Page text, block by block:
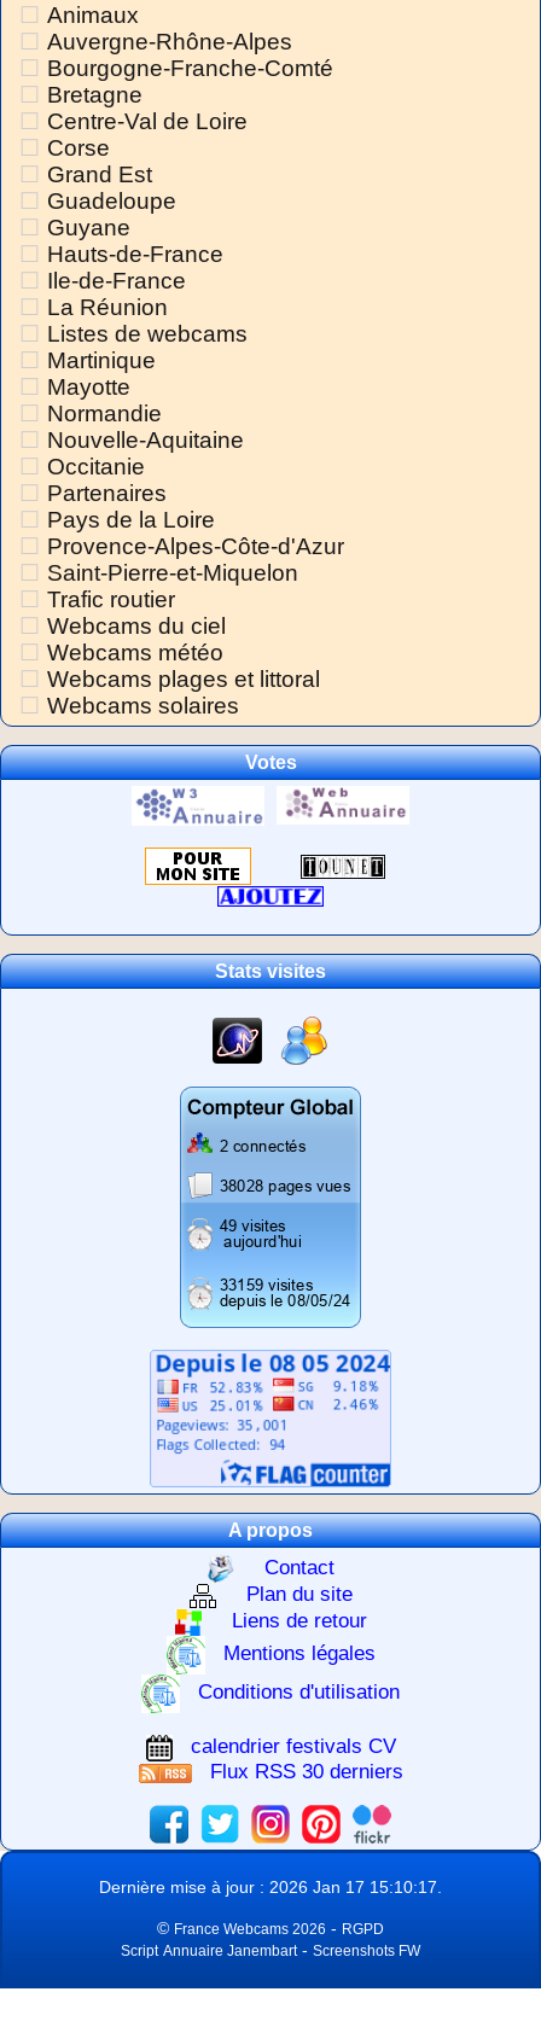
Animaux
Auvergne-Rhône-Alpes
Bourgogne-Franche-Comté
Bretagne
Centre-Val de Loire
Corse
Grand Est
Guadeloupe
Guyane
Hauts-de-France
Ile-de-France
La Réunion
Listes de webcams
Martinique
Mayotte
Normandie
Nouvelle-Aquitaine
Occitanie
Partenaires
Pays de la Loire
Provence-Alpes-Côte-d'Azur
Saint-Pierre-et-Miquelon
Trafic routier
Webcams du ciel
Webcams météo
Webcams plages et littoral
Webcams solaires
Votes
Stats visites
A propos
Contact
Plan du site
Liens de retour
Mentions légales
Conditions d'utilisation
calendrier festivals CV
Flux RSS 30 derniers
Dernière mise à jour : 2026 Jan 17 15:10:17.
© France Webcams 2026 - RGPD
Script Annuaire Janembart- Screenshots FW